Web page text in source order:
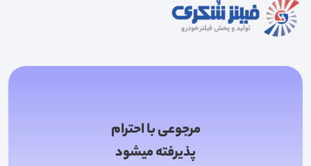
مرجوعی با احترام
پذیرفته میشود